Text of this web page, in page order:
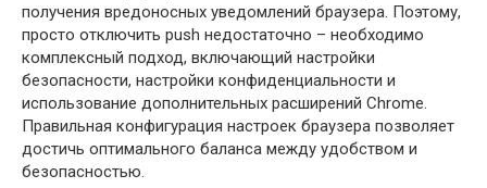
получения вредоносных уведомлений браузера. Поэтому,
просто отключить push недостаточно – необходимо
комплексный подход, включающий настройки
безопасности, настройки конфиденциальности и
использование дополнительных расширений Chrome.
Правильная конфигурация настроек браузера позволяет
достичь оптимального баланса между удобством и
безопасностью.